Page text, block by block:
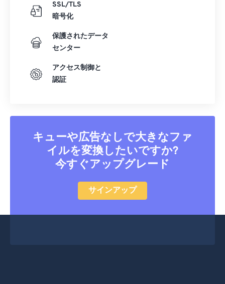
SSL/TLS
暗号化
保護されたデータ
センター
アクセス制御と
認証
キューや広告なしで大きなファ
イルを変換したいですか?
今すぐアップグレード
サインアップ